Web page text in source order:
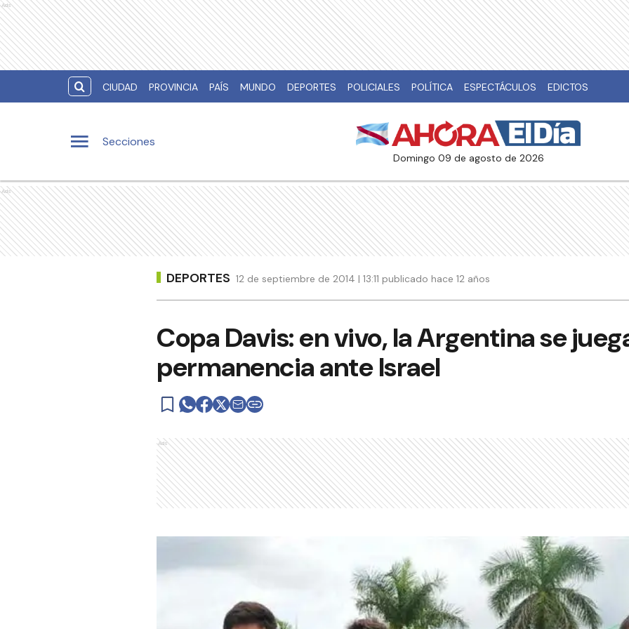
Ads
CIUDAD PROVINCIA PAÍS MUNDO DEPORTES POLICIALES POLÍTICA ESPECTÁCULOS EDICTOS
Secciones
domingo 09 de agosto de 2026
Ads
DEPORTES 12 de septiembre de 2014 | 13:11 publicado hace 12 años
Copa Davis: en vivo, la Argentina se
permanencia ante Israel
Ads